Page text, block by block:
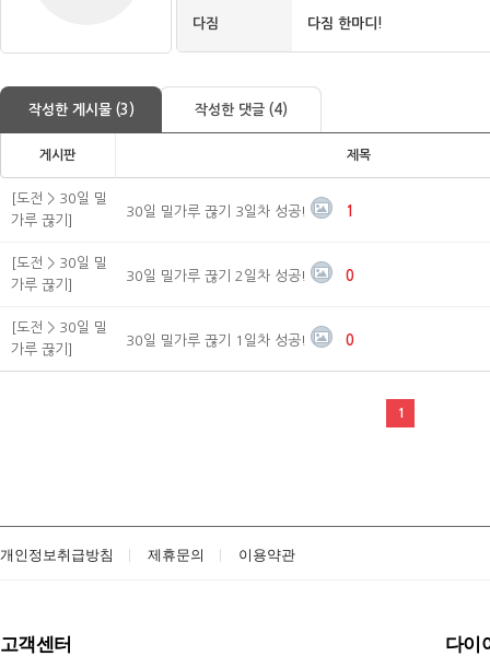
다짐 다짐 한마디!
작성한 게시물 (3) 작성한 댓글 (4)
게시판 제목
[도전 > 30일 밀
가루 끊기]
30일 밀가루 끊기 3일차 성공! 1
[도전 > 30일 밀
가루 끊기]
30일 밀가루 끊기 2일차 성공! 0
[도전 > 30일 밀
가루 끊기]
30일 밀가루 끊기 1일차 성공! 0
1
개인정보취급방침 제휴문의 이용약관
고객센터 다이